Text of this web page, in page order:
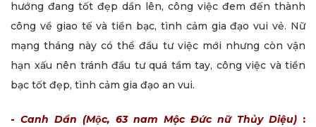
hướng đang tốt đẹp dần lên, công việc đem đến thành
công về giao tế và tiền bạc, tình cảm gia đạo vui vẻ. Nữ
mạng tháng này có thể đầu tư việc mới nhưng còn vận
hạn xấu nên tránh đầu tư quá tầm tay, công việc và tiền
bạc tốt đẹp, tình cảm gia đạo an vui.
- Canh Dần (Mộc, 63 nam Mộc Đức nữ Thủy Diệu) :